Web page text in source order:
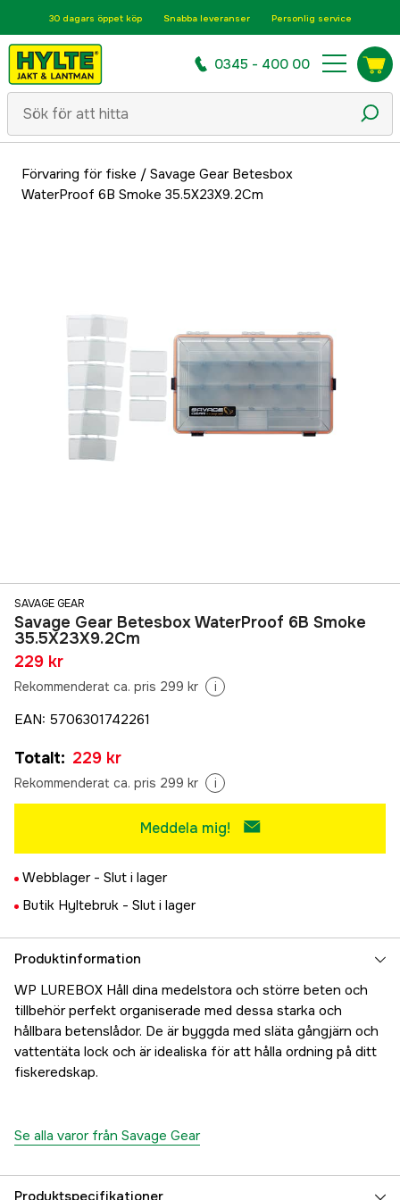
30 dagars öppet köp Snabba leveranser Personlig service
0345 - 400 00
Förvaring för fiske / Savage Gear Betesbox
WaterProof 6B Smoke 35.5X23X9.2Cm
SAVAGE GEAR
Savage Gear Betesbox WaterProof 6B Smoke
35.5X23X9.2Cm
229 kr
Rekommenderat ca. pris 299 kr i
EAN: 5706301742261
Totalt: 229 kr
Rekommenderat ca. pris 299 kr i
Meddela mig!
Webblager - Slut i lager
Butik Hyltebruk - Slut i lager
Produktinformation
WP LUREBOX Håll dina medelstora och större beten och
tillbehör perfekt organiserade med dessa starka och
hållbara betenslådor. De är byggda med släta gångjärn och
vattentäta lock och är idealiska för att hålla ordning på ditt
fiskeredskap.
Se alla varor från Savage Gear